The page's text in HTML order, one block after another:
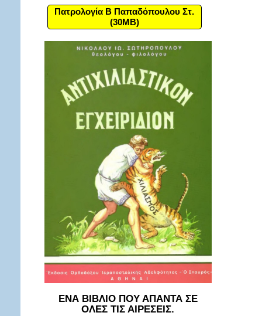
Πατρολογία Β Παπαδόπουλου Στ.
(30MB)
ΕΝΑ ΒΙΒΛΙΟ ΠΟΥ ΑΠΑΝΤΑ ΣΕ
ΟΛΕΣ ΤΙΣ ΑΙΡΕΣΕΙΣ.